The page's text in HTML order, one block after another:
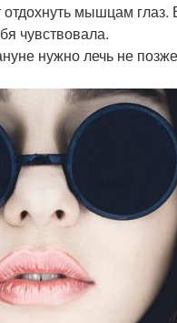
мышцам глаз.
чувствовала.
нужно лечь не